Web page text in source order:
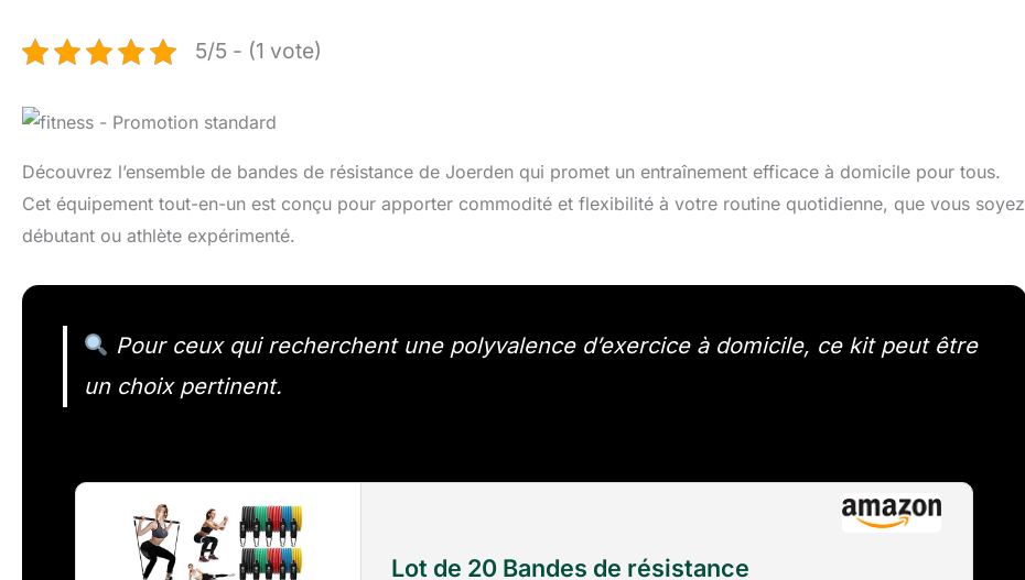
5/5 - (1 vote)
Découvrez l’ensemble de bandes de résistance de Joerden qui promet un entraînement efficace à domicile pour tous.
Cet équipement tout-en-un est conçu pour apporter commodité et flexibilité à votre routine quotidienne, que vous soyez
débutant ou athlète expérimenté.
Pour ceux qui recherchent une polyvalence d’exercice à domicile, ce kit peut être
un choix pertinent.
Lot de 20 Bandes de résistance